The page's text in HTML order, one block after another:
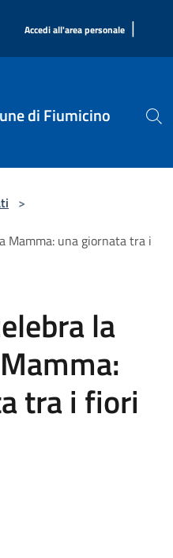
Accedi all'area personale |
di Fiumicino
>
Mamma: una giornata tra i
la
tra i fiori